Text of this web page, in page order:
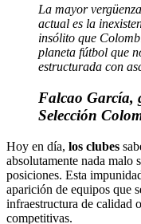
La mayor
actual es la
insólito que
planeta fútbol que
estructurada con
Falcao García,
Selección
Hoy en día, los clubes
absolutamente nada malo
posiciones. Esta
aparición de equipos que
infraestructura de calidad
competitivas.